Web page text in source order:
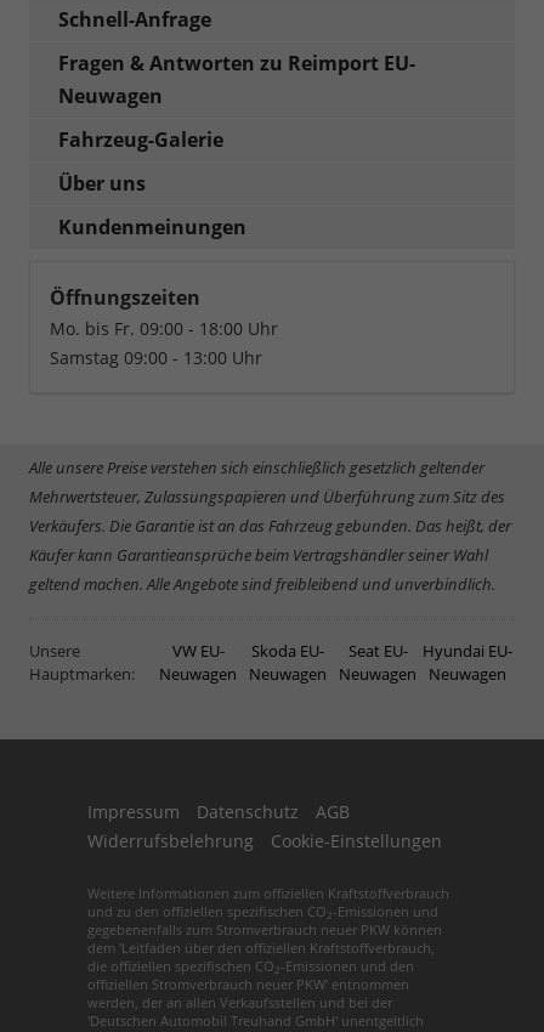
Schnell-Anfrage
Fragen & Antworten zu Reimport EU-
Neuwagen
Fahrzeug-Galerie
Über uns
Kundenmeinungen
Öffnungszeiten
Mo. bis Fr. 09:00 - 18:00 Uhr
Samstag 09:00 - 13:00 Uhr
Alle unsere Preise verstehen sich einschließlich gesetzlich geltender
Mehrwertsteuer, Zulassungspapieren und Überführung zum Sitz des
Verkäufers. Die Garantie ist an das Fahrzeug gebunden. Das heißt, der
Käufer kann Garantieansprüche beim Vertragshändler seiner Wahl
geltend machen. Alle Angebote sind freibleibend und unverbindlich.
Unsere
Hauptmarken:
VW EU-
Neuwagen
Skoda EU-
Neuwagen
Seat EU-
Neuwagen
Hyundai EU-
Neuwagen
Impressum Datenschutz
AGB
Widerrufsbelehrung
Cookie-Einstellungen
Weitere Informationen zum offiziellen Kraftstoffverbrauch
und zu den offiziellen spezifischen CO2 -Emissionen und
gegebenenfalls zum Stromverbrauch neuer PKW können
dem 'Leitfaden über den offiziellen Kraftstoffverbrauch,
die offiziellen spezifischen CO2 -Emissionen und den
offiziellen Stromverbrauch neuer PKW' entnommen
werden, der an allen Verkaufsstellen und bei der
'Deutschen Automobil Treuhand GmbH' unentgeltlich